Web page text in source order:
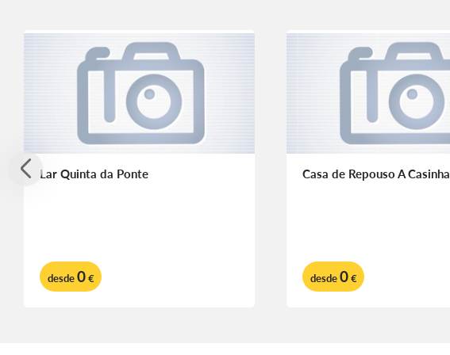
Lar Quinta da Ponte
desde0€
Casa de Repouso A Casinha
desde0€